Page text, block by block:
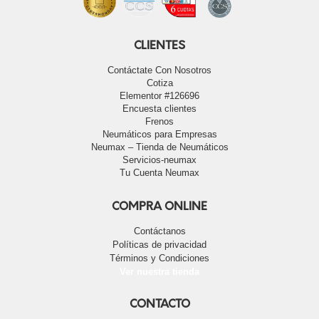
CLIENTES
Contáctate Con Nosotros
Cotiza
Elementor #126696
Encuesta clientes
Frenos
Neumáticos para Empresas
Neumax – Tienda de Neumáticos
Servicios-neumax
Tu Cuenta Neumax
COMPRA ONLINE
Contáctanos
Políticas de privacidad
Términos y Condiciones
CONTACTO